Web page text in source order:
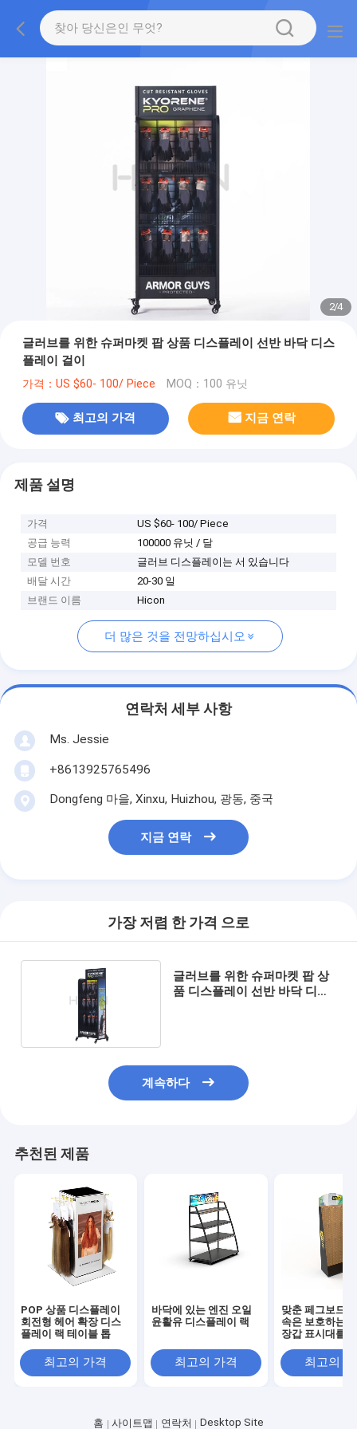
2/4
글러브를 위한 슈퍼마켓 팝 상품 디스플레이 선반 바닥 디스
플레이 걸이
가격：US $60- 100/ Piece MOQ：100 유닛
최고의 가격 지금 연락
제품 설명
가격
US $60- 100/ Piece
공급 능력
100000 유닛 / 달
모델 번호
글러브 디스플레이는 서 있습니다
배달 시간
20-30 일
브랜드 이름
Hicon
더 많은 것을 전망하십시오
연락처 세부 사항
Ms. Jessie
+8613925765496
Dongfeng 마을, Xinxu, Huizhou, 광동, 중국
지금 연락
가장 저렴 한 가격 으로
글러브를 위한 슈퍼마켓 팝 상
품 디스플레이 선반 바닥 디스
계속하다
추천된 제품
POP 상품 디스플레이
회전형 헤어 확장 디스
플레이 랙 테이블 톱
최고의 가격
바닥에 있는 엔진 오일
윤활유 디스플레이 랙
최고의 가격
맞춘 페그보드
속은 보호하는
장갑 표시대를
최고의
홈 사이트맵 연락처 Desktop Site